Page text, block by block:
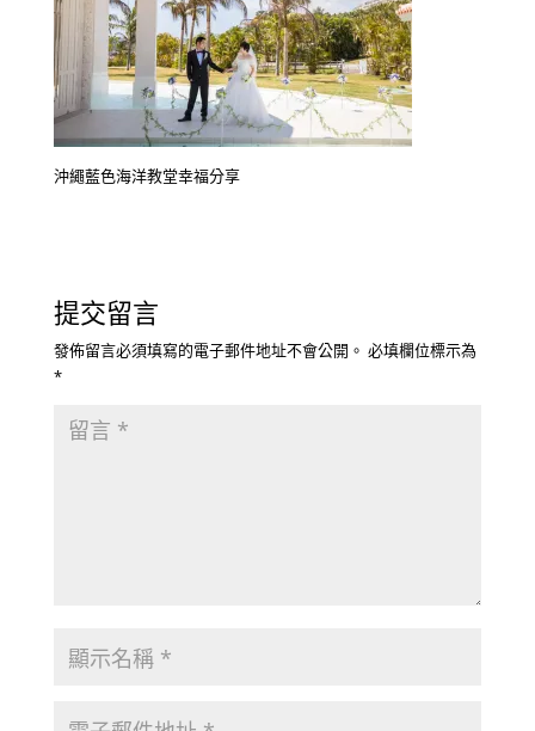
沖繩藍色海洋教堂幸福分享
提交留言
發佈留言必須填寫的電子郵件地址不會公開。 必填欄位標示為
*